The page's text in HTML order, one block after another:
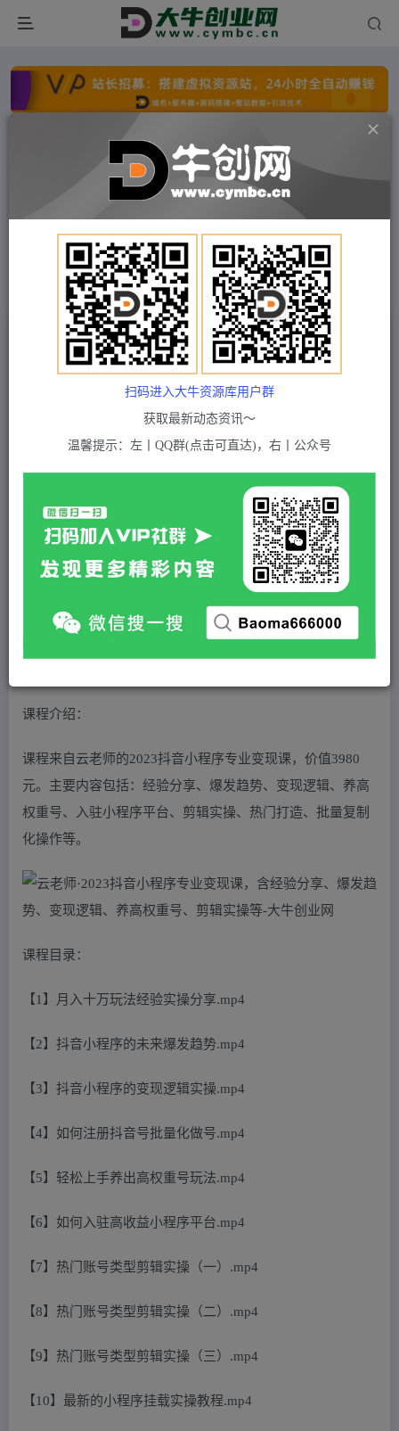
点击开通分站+ 每日收入300+
文字广告火爆招租 文字广告火爆招租
文字广告火爆招租
文字广告火爆招租 文字广告火爆招租
付费项目 冒泡网 正文
云老师·2023抖音小程序专业变现课，含经验分
享、爆发趋势、变现逻辑、养高权重号、剪辑实操
云老师·2023抖音小程序专业变现课，含经验分享、爆发趋势、变现逻辑、养高权重号、剪辑实操等
此内容为付费资源，请付费后查看
5
超级会员(永久VIP) 免费
登录购买
课程介绍：
课程来自云老师的2023抖音小程序专业变现课，价值3980
元。主要内容包括：经验分享、爆发趋势、变现逻辑、养高
权重号、入驻小程序平台、剪辑实操、热门打造、批量复制
化操作等。
课程目录：
【1】月入十万玩法经验实操分享.mp4
【2】抖音小程序的未来爆发趋势.mp4
【3】抖音小程序的变现逻辑实操.mp4
【4】如何注册抖音号批量化做号.mp4
【5】轻松上手养出高权重号玩法.mp4
【6】如何入驻高收益小程序平台.mp4
【7】热门账号类型剪辑实操（一）.mp4
【8】热门账号类型剪辑实操（二）.mp4
【9】热门账号类型剪辑实操（三）.mp4
【10】最新的小程序挂载实操教程.mp4
扫码进入大牛资源库用户群
获取最新动态资讯～
温馨提示：左丨QQ群(点击可直达)，右丨公众号